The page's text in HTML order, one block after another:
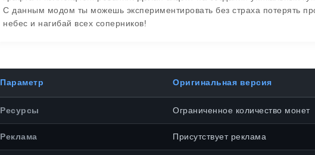
С данным модом ты можешь экспериментировать без страха потерять
небес и нагибай всех соперников!
Параметр Оригинальная версия
Ресурсы Ограниченное количество монет
Реклама Присутствует реклама